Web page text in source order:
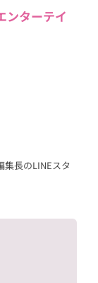
ンターテイ
集長のLINEスタ